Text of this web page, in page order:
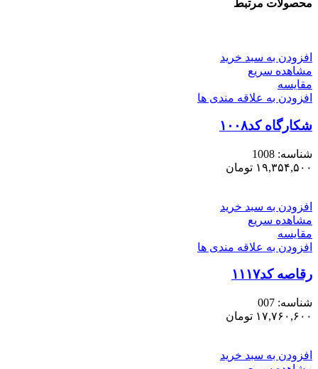
محصولات مرتبط
افزودن به سبد خرید
مشاهده سریع
مقایسه
افزودن به علاقه مندی ها
شکارگاه کد۱۰۰۸
شناسه: 1008
۱۹,۳۵۴,۵۰۰ تومان
افزودن به سبد خرید
مشاهده سریع
مقایسه
افزودن به علاقه مندی ها
رقاصه کد۱۱۱۷
شناسه: 007
۱۷,۷۶۰,۶۰۰ تومان
افزودن به سبد خرید